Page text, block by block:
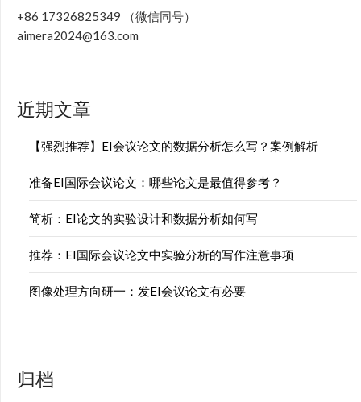
+86 17326825349 （微信同号）
aimera2024@163.com
近期文章
【强烈推荐】EI会议论文的数据分析怎么写？案例解析
准备EI国际会议论文：哪些论文是最值得参考？
简析：EI论文的实验设计和数据分析如何写
推荐：EI国际会议论文中实验分析的写作注意事项
图像处理方向研一：发EI会议论文有必要
归档